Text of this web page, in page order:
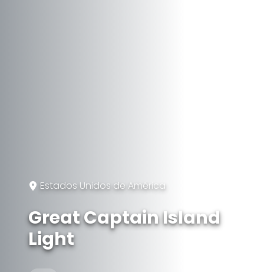
Estados Unidos de América
Great Captain Island
Light